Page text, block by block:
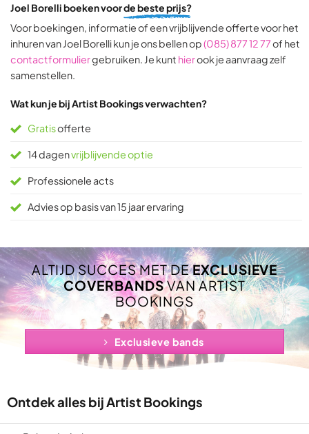
based
31
ratings
based
on
9
ratings
Joel Borelli boeken voorde beste prijs?
Voor boekingen, informatie of een vrijblijvende offerte voor het
inhuren van Joel Borelli kun je ons bellen op(085) 877 12 77of het
contactformuliergebruiken. Je kunt hierook je aanvraag zelf
samenstellen.
Wat kun je bij Artist Bookings verwachten?
Gratisofferte
14 dagenvrijblijvende optie
Professionele acts
Advies op basis van 15 jaar ervaring
ALTIJD SUCCES MET DEEXCLUSIEVE
COVERBANDSVAN ARTIST
BOOKINGS
Exclusieve bands
Ontdek alles bij Artist Bookings